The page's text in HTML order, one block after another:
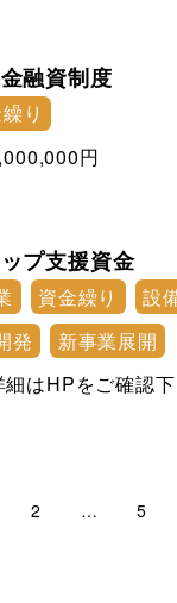
融資制度
り
円
プ支援資金
資金繰り
設
発
新事業展開
細はHPをご確認下
2 … 5